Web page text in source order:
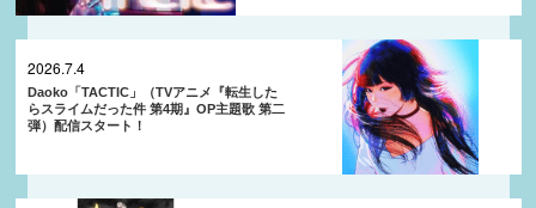
2026.7.4
Daoko「TACTIC」（TVアニメ『転生した
らスライムだった件 第4期』OP主題歌 第二
弾）配信スタート！